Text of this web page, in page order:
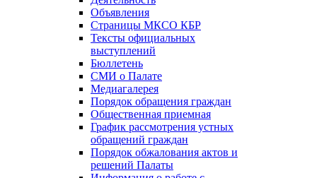
Объявления
Страницы МКСО КБР
Тексты официальных
выступлений
Бюллетень
СМИ о Палате
Медиагалерея
Порядок обращения граждан
Общественная приемная
График рассмотрения устных
обращений граждан
Порядок обжалования актов и
решений Палаты